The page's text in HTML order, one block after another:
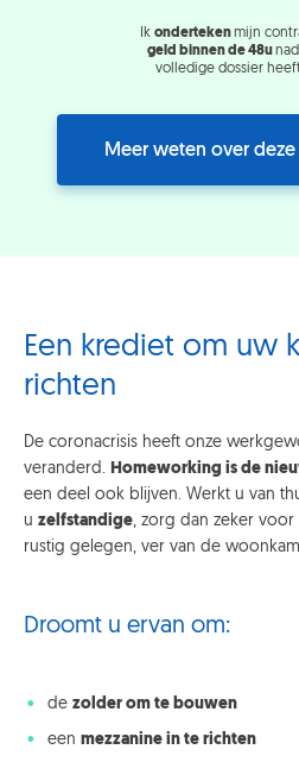
Ik ondertekenmijn
geld binnen de 48u
volledige dossier
Meer weten over
Een krediet om uw
richten
De coronacrisis heeft onze
veranderd. Homeworking is de
een deel ook blijven. Werkt u van
u zelfstandige, zorg dan zeker voor
rustig gelegen, ver van de
Droomt u ervan om:
de zolder om te bouwen
een mezzanine in te richten